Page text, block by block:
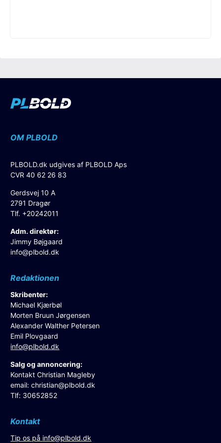
OM PLBOLD
PLBOLD.dk udgives af PLBOLD Aps
CVR 40 62 26 83
Gerdsvej 10 A
2791 Dragør
Tlf. +20242011
Adm. direktør:
Jimmy Bøjgaard
info@plbold.dk
Redaktionen
Skribenter:
Michael Kjærbøl
Morten Bruun Jørgensen
Alexander Walther Petersen
Emil Plovgaard
info@plbold.dk
Salg og annoncering:
Kontakt Christian Magleby
email:christian@plbold.dk
Tlf: 30652852
Kontakt
Tip os på info@plbold.dk